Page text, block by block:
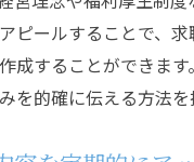
ピールすることで、
成することができま
を的確に伝える方法を